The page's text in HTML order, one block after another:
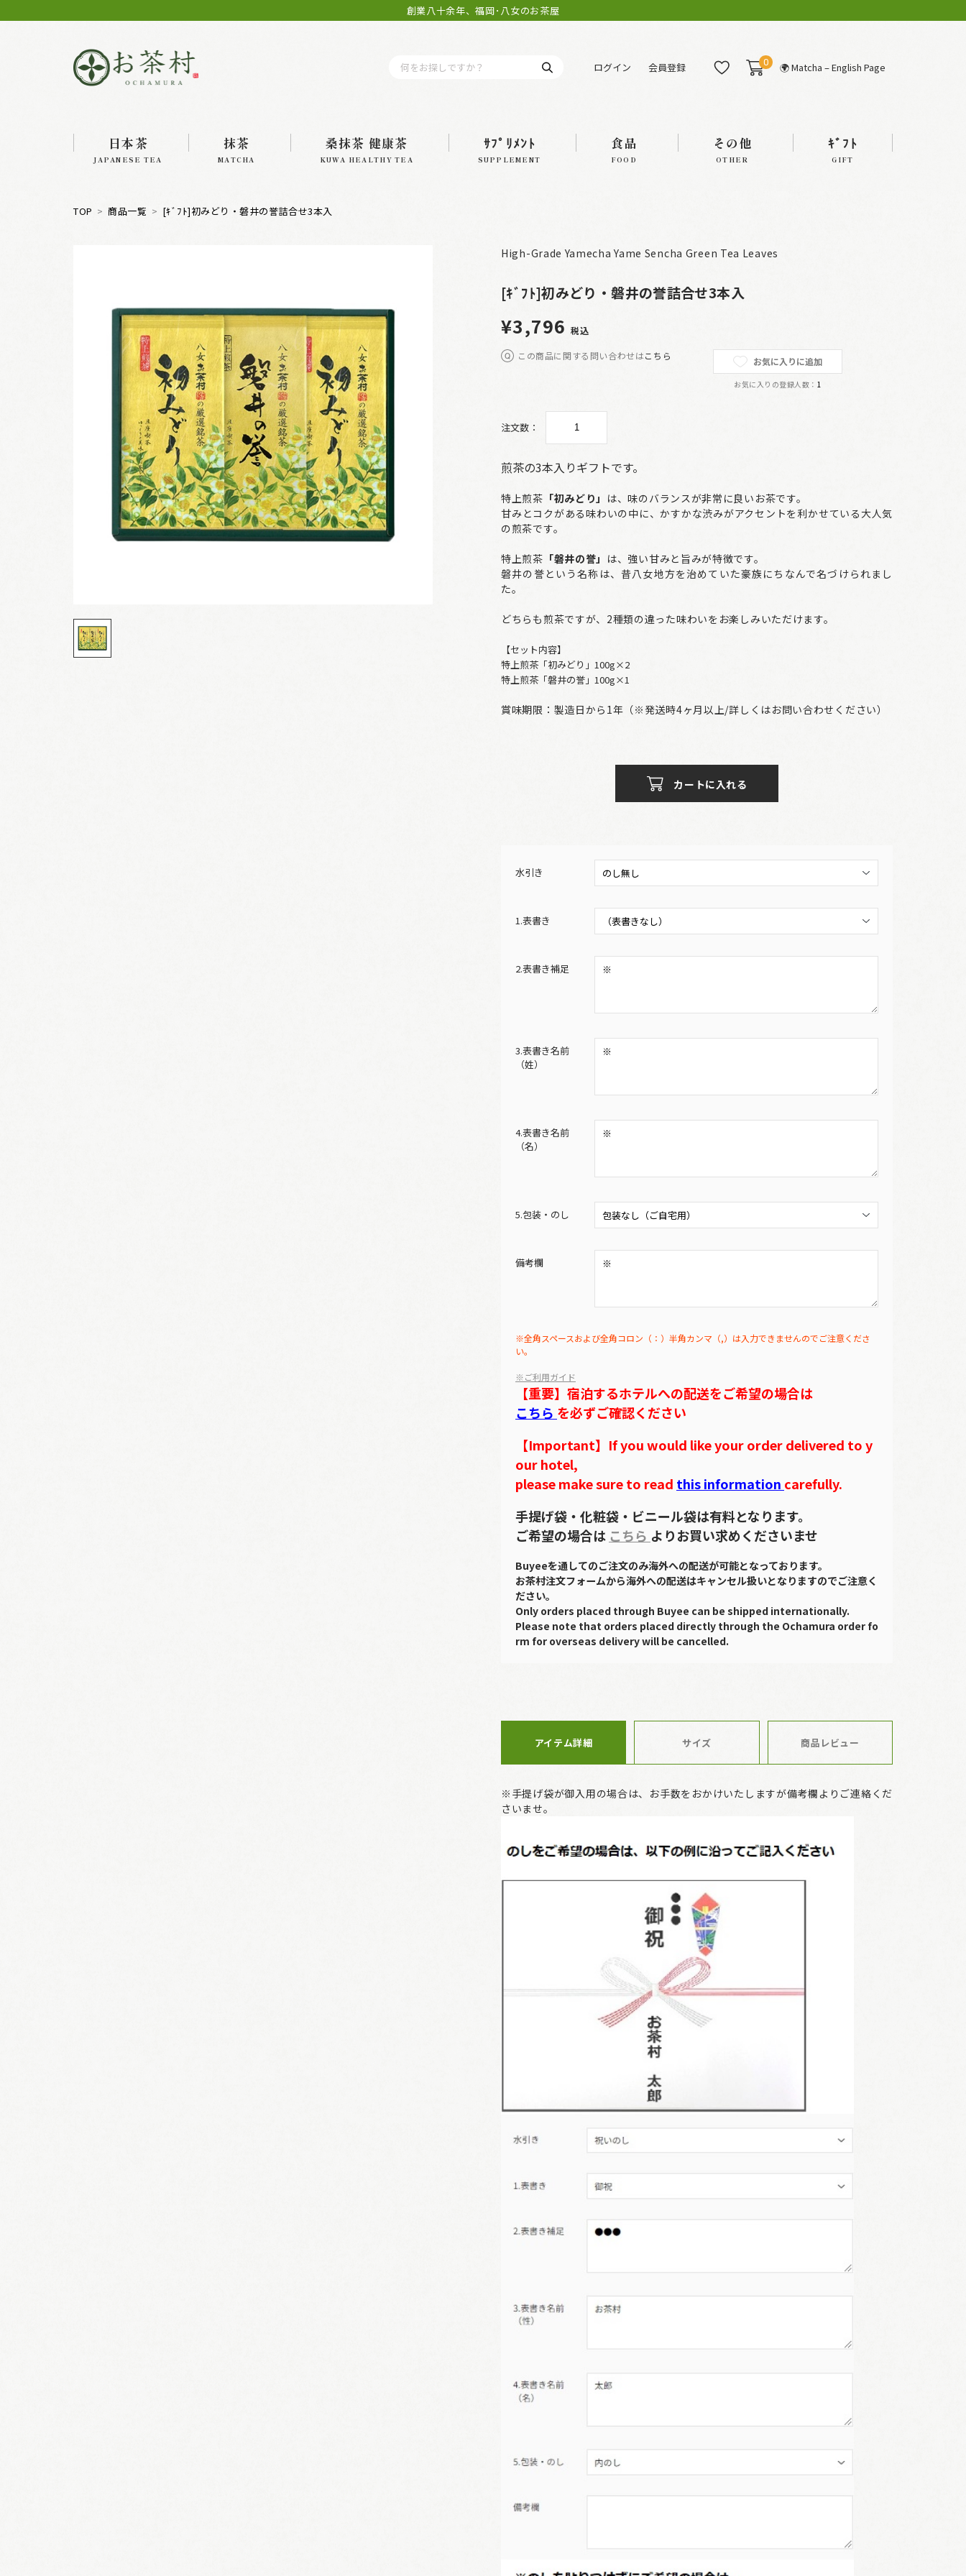
創業八十余年、福岡･八女のお茶屋
ログイン 会員登録 0 🌍 Matcha – English Page
日本茶
JAPANESE TEA
抹茶
MATCHA
桑抹茶 健康茶
KUWA HEALTHY TEA
ｻﾌﾟﾘﾒﾝﾄ
SUPPLEMENT
食品
FOOD
その他
OTHER
ｷﾞﾌﾄ
GIFT
TOP 商品一覧 [ｷﾞﾌﾄ]初みどり・磐井の誉詰合せ3本入
High-Grade Yamecha Yame Sencha Green Tea Leaves
[ｷﾞﾌﾄ]初みどり・磐井の誉詰合せ3本入
¥3,796 税込
この商品に関する問い合わせはこちら お気に入りに追加
お気に入りの登録人数： 1
注文数：
煎茶の3本入りギフトです。
特上煎茶 「初みどり」 は、味のバランスが非常に良いお茶です。
甘みとコクがある味わいの中に、かすかな渋みがアクセントを利かせている大人気
の煎茶です。
特上煎茶 「磐井の誉」 は、強い甘みと旨みが特徴です。
磐井の誉という名称は、昔八女地方を治めていた豪族にちなんで名づけられまし
た。
どちらも煎茶ですが、2種類の違った味わいをお楽しみいただけます。
【セット内容】
特上煎茶「初みどり」100g×2
特上煎茶「磐井の誉」100g×1
賞味期限：製造日から1年（※発送時4ヶ月以上/詳しくはお問い合わせください）
カートに入れる
水引き
1.表書き
2.表書き補足
3.表書き名前
（姓）
4.表書き名前
（名）
5.包装・のし
備考欄
※全角スペースおよび全角コロン（：）半角カンマ（,）は入力できませんのでご注意くださ
い。
※ご利用ガイド
【重要】宿泊するホテルへの配送をご希望の場合は
こちら を必ずご確認ください
【Important】If you would like your order delivered to y
our hotel,
please make sure to read this information carefully.
手提げ袋・化粧袋・ビニール袋は有料となります。
ご希望の場合は こちら よりお買い求めくださいませ
Buyeeを通してのご注文のみ海外への配送が可能となっております。
お茶村注文フォームから海外への配送はキャンセル扱いとなりますのでご注意く
ださい。
Only orders placed through Buyee can be shipped internationally.
Please note that orders placed directly through the Ochamura order fo
rm for overseas delivery will be cancelled.
アイテム詳細 サイズ 商品レビュー
※手提げ袋が御入用の場合は、お手数をおかけいたしますが備考欄よりご連絡くだ
さいませ。